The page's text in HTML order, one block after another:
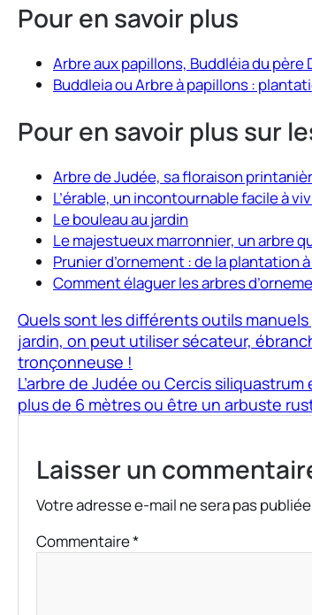
Pour en savoir plus
Arbre aux papillons, Buddléia du père
Buddleia ou Arbre à papillons :
Pour en savoir plus sur
Arbre de Judée, sa floraison
L’érable, un incontournable facile à
Le bouleau au jardin
Le majestueux marronnier, un arbre
Prunier d’ornement : de la plantation
Comment élaguer les arbres
Quels sont les différents outils
jardin, on peut utiliser sécateur,
tronçonneuse !
L’arbre de Judée ou Cercis
plus de 6 mètres ou être un arbuste
Laisser un
Votre adresse e-mail ne sera pas
Commentaire*